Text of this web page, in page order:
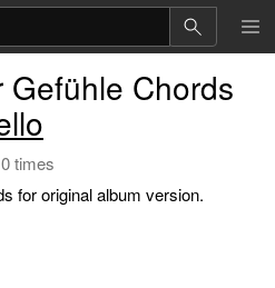
Gefühle Chords
times
for original album version.